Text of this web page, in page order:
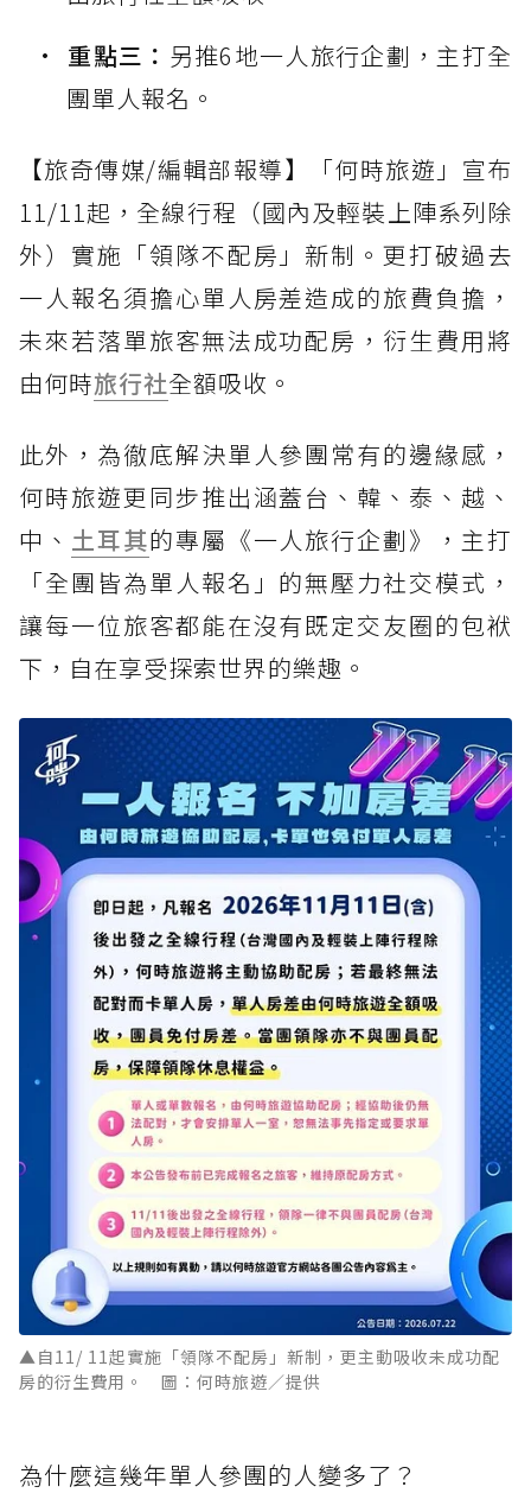
重點三： 另推6地一人旅行企劃，主打全
團單人報名。
【旅奇傳媒/編輯部報導】「何時旅遊」宣布
11/11起，全線行程（國內及輕裝上陣系列除
外）實施「領隊不配房」新制。更打破過去
一人報名須擔心單人房差造成的旅費負擔，
未來若落單旅客無法成功配房，衍生費用將
由何時旅行社全額吸收。
此外，為徹底解決單人參團常有的邊緣感，
何時旅遊更同步推出涵蓋台、韓、泰、越、
中、 土耳其的專屬《一人旅行企劃》，主打
「全團皆為單人報名」的無壓力社交模式，
讓每一位旅客都能在沒有既定交友圈的包袱
下，自在享受探索世界的樂趣。
▲自11/ 11起實施「領隊不配房」新制，更主動吸收未成功配
房的衍生費用。 圖：何時旅遊／提供
為什麼這幾年單人參團的人變多了？